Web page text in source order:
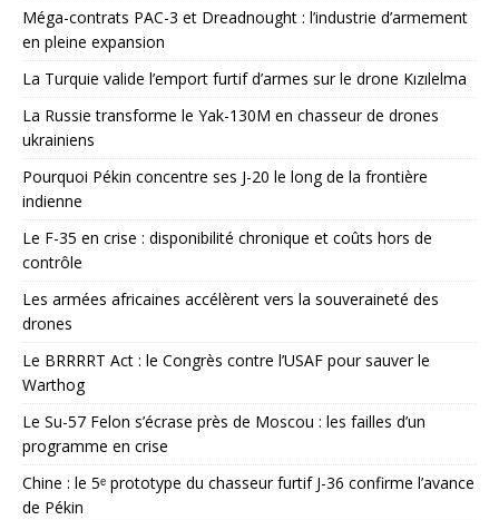
Méga-contrats PAC-3 et Dreadnought : l’industrie d’armement
en pleine expansion
La Turquie valide l’emport furtif d’armes sur le drone Kızılelma
La Russie transforme le Yak-130M en chasseur de drones
ukrainiens
Pourquoi Pékin concentre ses J-20 le long de la frontière
indienne
Le F-35 en crise : disponibilité chronique et coûts hors de
contrôle
Les armées africaines accélèrent vers la souveraineté des
drones
Le BRRRRT Act : le Congrès contre l’USAF pour sauver le
Warthog
Le Su-57 Felon s’écrase près de Moscou : les failles d’un
programme en crise
Chine : le 5ᵉ prototype du chasseur furtif J-36 confirme l’avance
de Pékin